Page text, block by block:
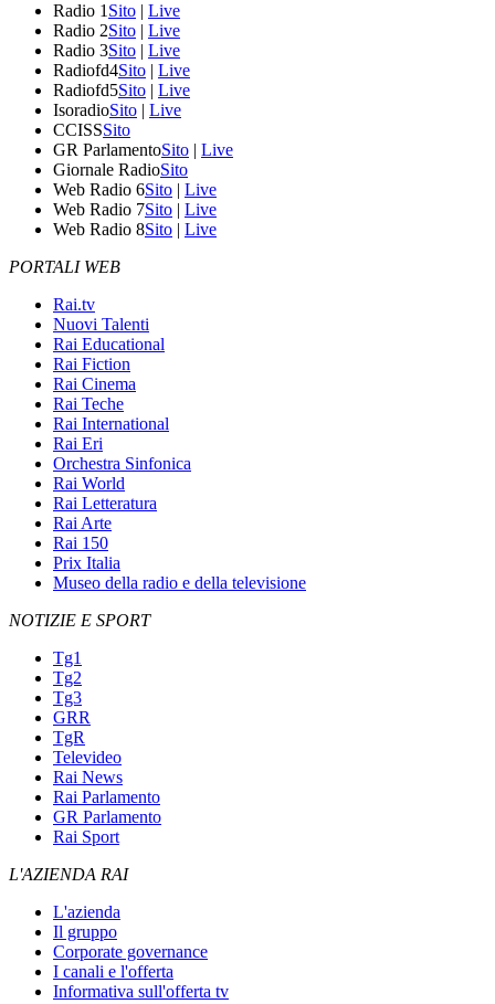
Radio 1 Sito | Live
Radio 2Sito | Live
Radio 3Sito | Live
Radiofd4Sito | Live
Radiofd5Sito | Live
IsoradioSito | Live
CCISSSito
GR ParlamentoSito | Live
Giornale RadioSito
Web Radio 6Sito | Live
Web Radio 7Sito | Live
Web Radio 8Sito | Live
PORTALI WEB
Rai.tv
Nuovi Talenti
Rai Educational
Rai Fiction
Rai Cinema
Rai Teche
Rai International
Rai Eri
Orchestra Sinfonica
Rai World
Rai Letteratura
Rai Arte
Rai 150
Prix Italia
Museo della radio e della televisione
NOTIZIE E SPORT
Tg1
Tg2
Tg3
GRR
TgR
Televideo
Rai News
Rai Parlamento
GR Parlamento
Rai Sport
L'AZIENDA RAI
L'azienda
Il gruppo
Corporate governance
I canali e l'offerta
Informativa sull'offerta tv